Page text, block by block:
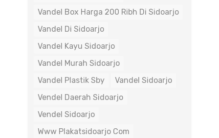
Vandel Box Harga 200 Ribh Di Sidoarjo
Vandel Di Sidoarjo
Vandel Kayu Sidoarjo
Vandel Murah Sidoarjo
Vandel Plastik Sby
Vandel Sidoarjo
Vendel Daerah Sidoarjo
Vendel Sidoarjo
Www Plakatsidoarjo Com